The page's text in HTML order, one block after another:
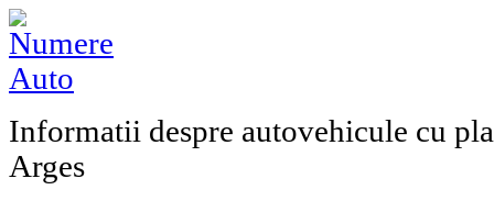
Informatii despre autovehicule cu
Arges